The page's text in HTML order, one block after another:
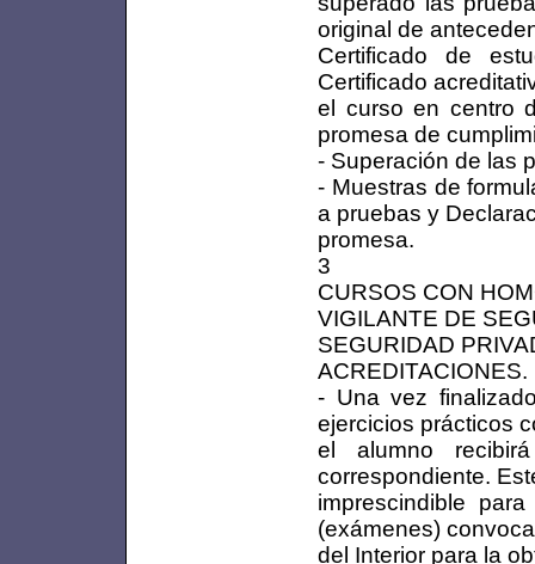
original de
Certificado de
Certificado
el curso en centro
promesa de
- Superación de las
- Muestras de
a pruebas y
promesa.
3
CURSOS CON
VIGILANTE DE
SEGURIDAD
ACREDITACIONES.
- Una vez
ejercicios prácticos
el alumno
correspondiente.
imprescindible
(exámenes)
del Interior para la